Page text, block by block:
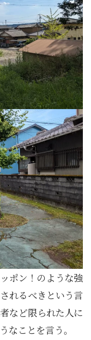
ポン！のような強
れるべきという言
など限られた人に
なことを言う。